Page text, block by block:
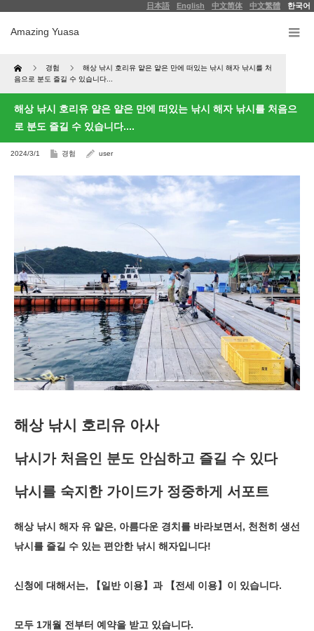
한국어
中文繁體
中文简体
English
日本語
Amazing Yuasa
Home 경험
해상 낚시 호리유 얕은 얕은 만에 떠있는 낚시 해자 낚시를 처
음으로 분도 즐길 수 있습니다...
해상 낚시 호리유 얕은 얕은 만에 떠있는 낚시 해자 낚시를 처음으
로 분도 즐길 수 있습니다....
2024/3/1 경험 user
해상 낚시 호리유 아사
낚시가 처음인 분도 안심하고 즐길 수 있다
낚시를 숙지한 가이드가 정중하게 서포트
해상 낚시 해자 유 얕은, 아름다운 경치를 바라보면서, 천천히 생선
낚시를 즐길 수 있는 편안한 낚시 해자입니다!
신청에 대해서는, 【일반 이용】과 【전세 이용】이 있습니다.
모두 1개월 전부터 예약을 받고 있습니다.